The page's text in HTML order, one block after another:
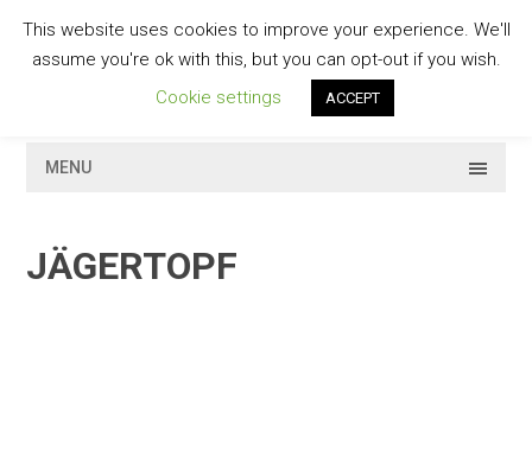
contentGESCHMACKVOLL
MENU
JÄGERTOPF
This website uses cookies to improve your experience. We'll
assume you're ok with this, but you can opt-out if you wish.
Cookie settings
ACCEPT